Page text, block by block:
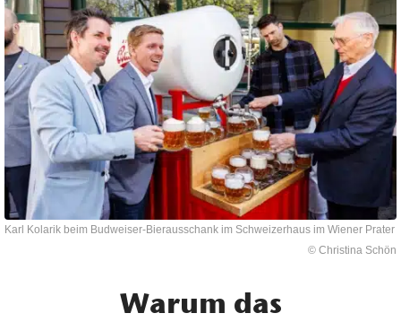
Karl Kolarik beim Budweiser-Bierausschank im Schweizerhaus im Wiener Prater
© Christina Schön
Warum das